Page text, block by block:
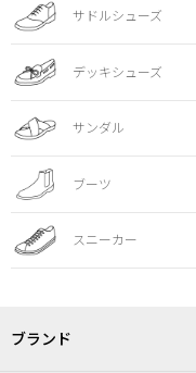
サドルシューズ
デッキシューズ
サンダル
ブーツ
スニーカー
ブランド